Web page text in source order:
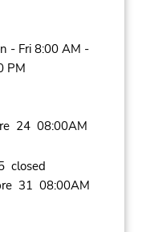
- Fri 8:00 AM -
PM
24 08:00AM
closed
31 08:00AM